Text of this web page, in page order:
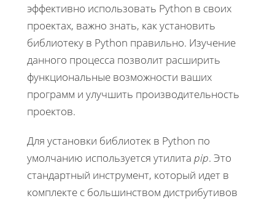
эффективно использовать Python в своих
проектах, важно знать, как установить
библиотеку в Python правильно. Изучение
данного процесса позволит расширить
функциональные возможности ваших
программ и улучшить производительность
проектов.
Для установки библиотек в Python по
умолчанию используется утилита pip. Это
стандартный инструмент, который идет в
комплекте с большинством дистрибутивов